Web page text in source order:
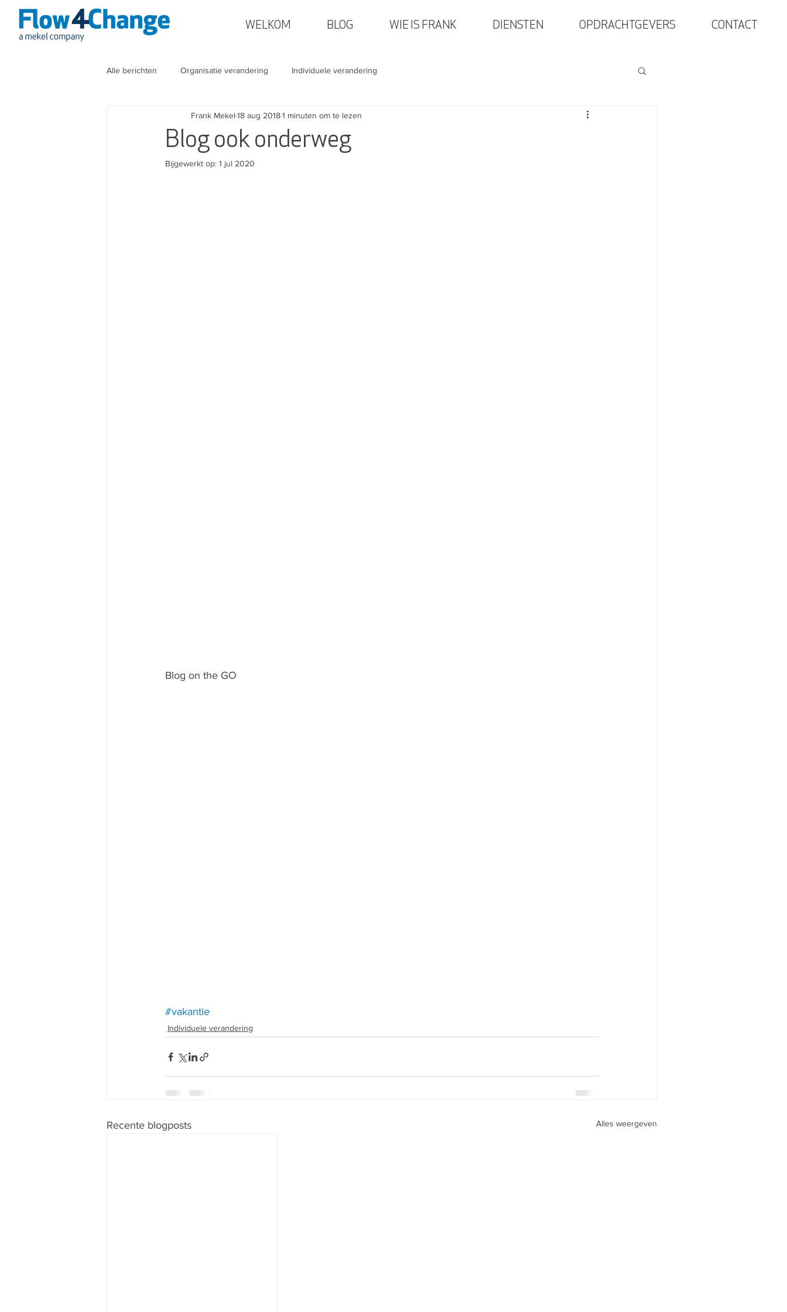
WELKOM BLOG WIE IS FRANK DIENSTEN OPDRACHTGEVERS CONTACT
Alle berichten Organisatie verandering Individuele verandering
Blog ook onderweg
Frank Mekel 18 aug 20181 minuten om te lezen
Bijgewerkt op: 1 jul 2020
Blog on the GO
#vakantie
Individuele verandering
Recente blogposts Alles weergeven